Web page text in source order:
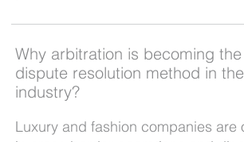
Why arbitration is becoming
dispute resolution method in
industry?
Luxury and fashion companies are